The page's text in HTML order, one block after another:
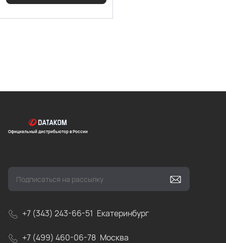
Официальный дистрибьютор в России
+7 (343) 243-66-51 Екатеринбург
+7 (499) 460-06-78 Москва